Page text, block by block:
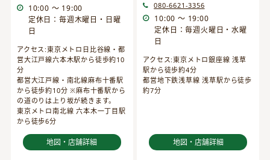
10:00 ～ 19:00
定休日：毎週木曜日・日曜
日
アクセス:東京メトロ日比谷線・都
営大江戸線六本木駅から徒歩約10
分
都営大江戸線・南北線麻布十番駅
から徒歩約10分 ※麻布十番駅から
の道のりは上り坂が続きます。
東京メトロ南北線 六本木一丁目駅
から徒歩6分
地図・店舗詳細
080-6621-3356
10:00 ～ 19:00
定休日：毎週火曜日・水曜
日
アクセス:東京メトロ銀座線 浅草
駅から徒歩約4分
都営地下鉄浅草線 浅草駅から徒歩
約7分
地図・店舗詳細